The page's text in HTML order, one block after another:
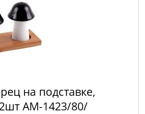
на подставке,
AM-1423/80/